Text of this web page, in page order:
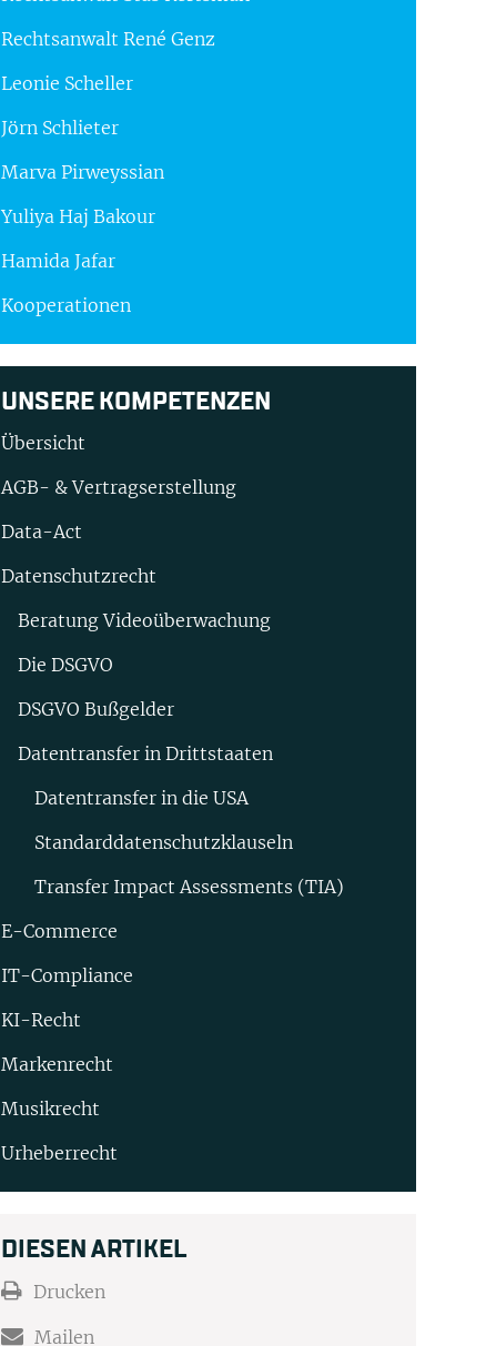
Rechtsanwalt René Genz
Leonie Scheller
Jörn Schlieter
Marva Pirweyssian
Yuliya Haj Bakour
Hamida Jafar
Kooperationen
UNSERE KOMPETENZEN
Übersicht
AGB- & Vertragserstellung
Data-Act
Datenschutzrecht
Beratung Video­überwachung
Die DSGVO
DSGVO Bußgelder
Datentransfer in Drittstaaten
Datentransfer in die USA
Standard­datenschutz­klauseln
Transfer Impact Assessments (TIA)
E-Commerce
IT-Compliance
KI-Recht
Markenrecht
Musikrecht
Urheberrecht
DIESEN ARTIKEL
Drucken
Mailen